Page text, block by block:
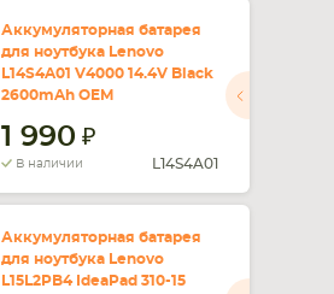
Аккумуляторная батарея
для ноутбука Lenovo
L14S4A01 V4000 14.4V Black
2600mAh OEM
1 990
В наличии L14S4A01
Аккумуляторная батарея
для ноутбука Lenovo
L15L2PB4 IdeaPad 310-15